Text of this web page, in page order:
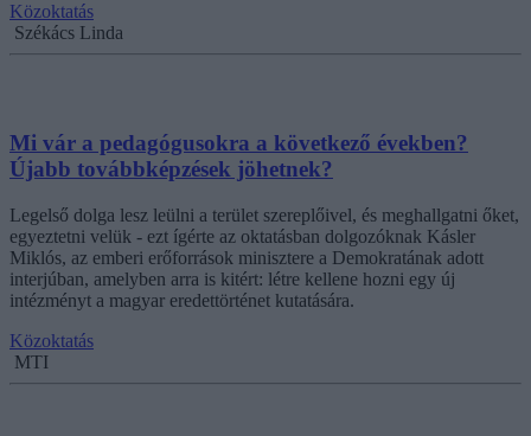
Közoktatás
Székács Linda
Mi vár a pedagógusokra a következő években?
Újabb továbbképzések jöhetnek?
Legelső dolga lesz leülni a terület szereplőivel, és meghallgatni őket,
egyeztetni velük - ezt ígérte az oktatásban dolgozóknak Kásler
Miklós, az emberi erőforrások minisztere a Demokratának adott
interjúban, amelyben arra is kitért: létre kellene hozni egy új
intézményt a magyar eredettörténet kutatására.
Közoktatás
MTI